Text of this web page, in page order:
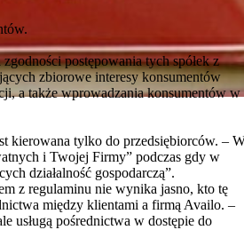
postępowania tych spółek z
zbiorowe interesy konsumentów
a także wprowadzania konsumentów w
kierowana tylko do przedsiębiorców. –
i Twojej Firmy” podczas gdy w
działalność gospodarczą”.
z regulaminu nie wynika jasno, kto tę
między klientami a firmą Availo. –
usługą pośrednictwa w dostępie do